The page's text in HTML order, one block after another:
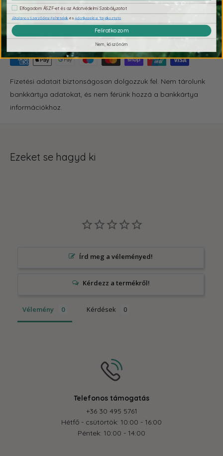
Fizetés & Biztonság
Fizetési adatait biztonságosan dolgozzuk fel. Nem tárolunk
bankkártya adatokat, és nem férünk hozzá a bankkártya
információkhoz.
Ezeket se hagyd ki
Írd meg a véleményed!
Vélemény Kérdések
Telefonos támogatás
+36 30 495 5761
Hétfő - csütörtök: 10:00 - 16:00
Péntek: 10:00 - 14:00
Elfogadom ÁSZF-et és az Adatvédelmi Szabályzatot
Általános Szerződési FeltételekésAdatkezelési Tájékoztató
Feliratkozom
Nem, köszönöm